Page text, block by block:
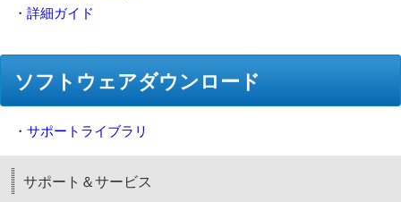
・ 詳細ガイド
ソフトウェアダウンロード
・ サポートライブラリ
サポート＆サービス